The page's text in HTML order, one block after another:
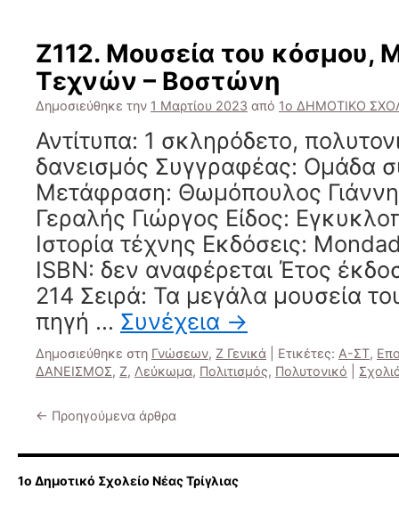
Ζ112. Μουσεία του κόσμου,
Τεχνών – Βοστώνη
Δημοσιεύθηκε την 1 Μαρτίου 2023 από 1ο ΔΗΜΟΤΙΚΟ
Αντίτυπα: 1 σκληρόδετο,
δανεισμός Συγγραφέας: Ομάδα
Μετάφραση: Θωμόπουλος
Γεραλής Γιώργος Είδος:
Ιστορία τέχνης Εκδόσεις:
ISBN: δεν αναφέρεται Έτος
214 Σειρά: Τα μεγάλα μουσεία
πηγή … Συνέχεια →
Δημοσιεύθηκε στη Γνώσεων, Ζ Γενικά Ετικέτες: Α-ΣΤ,
ΔΑΝΕΙΣΜΟΣ, Ζ, Λεύκωμα, Πολιτισμός, Πολυτονικό
← Προηγούμενα άρθρα
1ο Δημοτικό Σχολείο Νέας Τρίγλιας